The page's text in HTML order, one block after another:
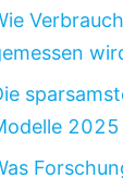
2025